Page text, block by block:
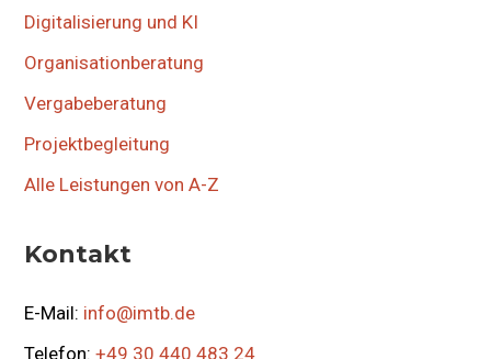
Digitalisierung und KI
Organisationberatung
Vergabeberatung
Projektbegleitung
Alle Leistungen von A-Z
Kontakt
E-Mail: info@imtb.de
Telefon:+49 30 440 483 24